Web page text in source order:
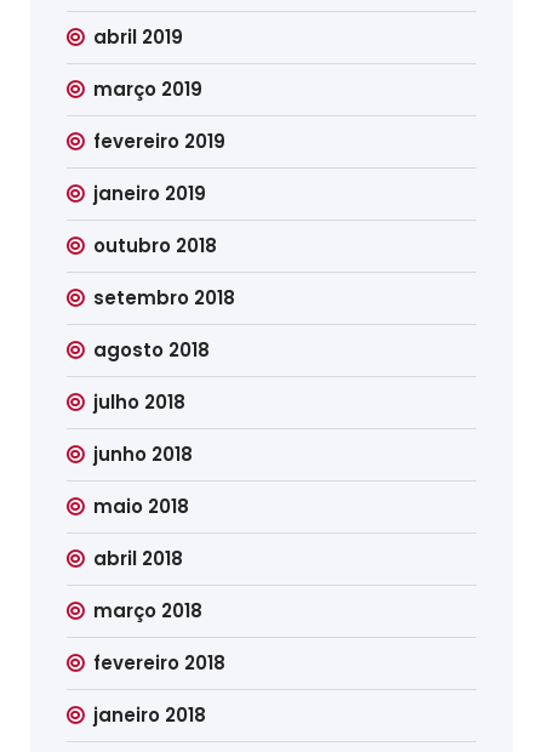
abril 2019
março 2019
fevereiro 2019
janeiro 2019
outubro 2018
setembro 2018
agosto 2018
julho 2018
junho 2018
maio 2018
abril 2018
março 2018
fevereiro 2018
janeiro 2018